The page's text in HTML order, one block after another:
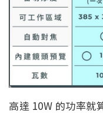
高達 10W 的功率就